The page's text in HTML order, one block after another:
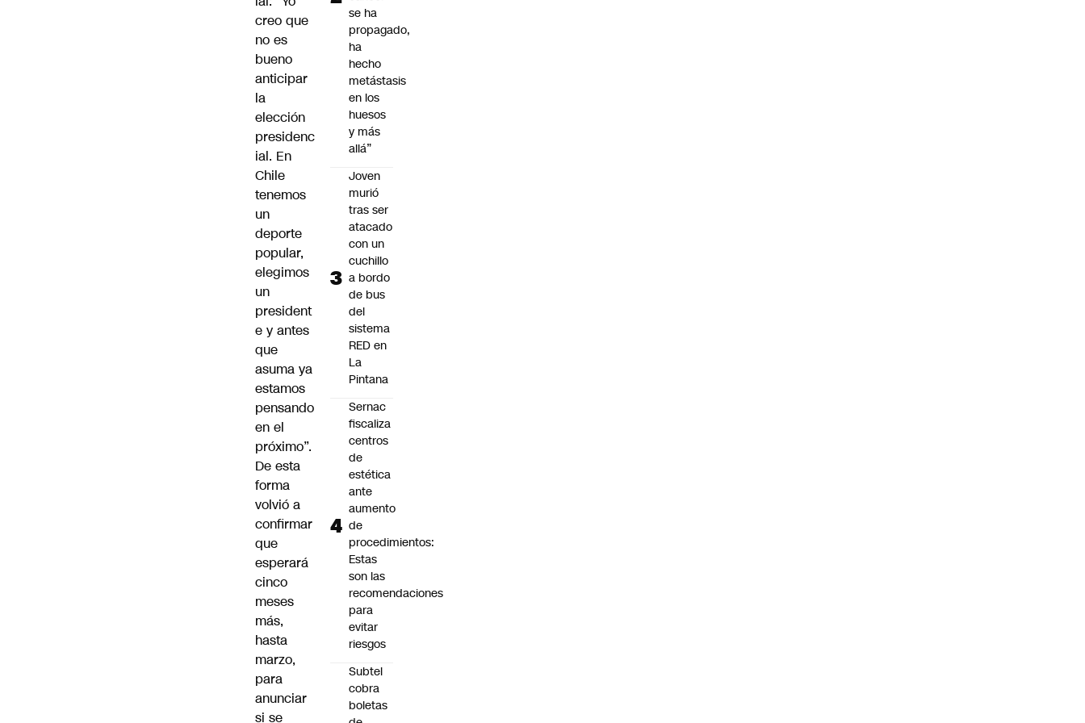
creo que
no es
bueno
anticipar
la
elección
presidenc
ial. En
Chile
tenemos
un
deporte
popular,
elegimos
un
president
e y antes
que
asuma ya
estamos
pensando
en el
próximo”.
De esta
forma
volvió a
confirmar
que
esperará
cinco
meses
más,
hasta
marzo,
para
anunciar
si se
se ha
propagado,
ha
hecho
metástasis
en los
huesos
y más
allá”
Joven
murió
tras ser
atacado
con un
cuchillo
a bordo
de bus
del
sistema
RED en
La
Pintana
Sernac
fiscaliza
centros
de
estética
ante
aumento
de
procedimientos:
Estas
son las
recomendaciones
para
evitar
riesgos
Subtel
cobra
boletas